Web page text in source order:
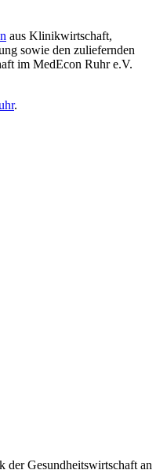
aus Klinikwirtschaft,
sowie den zuliefernden
im MedEcon Ruhr e.V.
.
der Gesundheitswirtschaft an